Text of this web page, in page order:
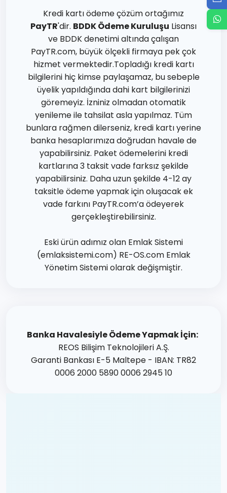
Kredi kartı ödeme çözüm ortağımız
PayTR'dir. BDDK Ödeme Kuruluşu Lisansı
ve BDDK denetimi altında çalışan
PayTR.com, büyük ölçekli firmaya pek çok
hizmet vermektedir.Topladığı kredi kartı
bilgilerini hiç kimse paylaşamaz, bu sebeple
üyelik yapıldığında dahi kart bilgilerinizi
göremeyiz. İzniniz olmadan otomatik
yenileme ile tahsilat asla yapılmaz. Tüm
bunlara rağmen dilerseniz, kredi kartı yerine
banka hesaplarımıza doğrudan havale de
yapabilirsiniz. Paket ödemelerini kredi
kartlarına 3 taksit vade farksız şekilde
yapabilirsiniz. Daha uzun şekilde 4-12 ay
taksitle ödeme yapmak için oluşacak ek
vade farkını PayTR.com’a ödeyerek
gerçekleştirebilirsiniz.
Eski ürün adımız olan Emlak Sistemi
(emlaksistemi.com) RE-OS.com Emlak
Yönetim Sistemi olarak değişmiştir.
Banka Havalesiyle Ödeme Yapmak İçin:
REOS Bilişim Teknolojileri A.Ş.
Garanti Bankası E-5 Maltepe - IBAN: TR82
0006 2000 5890 0006 2945 10